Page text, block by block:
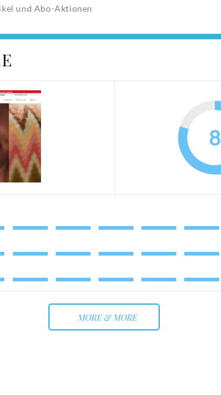
und Abo-Aktionen
8
MORE & MORE